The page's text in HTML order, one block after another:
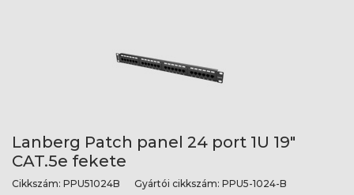
Lanberg Patch panel 24 port 1U 19"
CAT.5e fekete
Cikkszám: PPU51024B Gyártói cikkszám: PPU5-1024-B